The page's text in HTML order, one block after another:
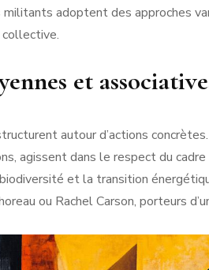
adoptent des approches
collective.
et
autour d’actions
agissent dans le respect du
et la transition
ou Rachel Carson, porteurs